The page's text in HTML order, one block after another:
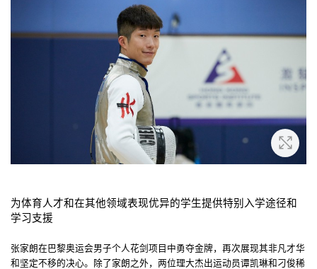
放大
为体育人才和在其他领域表现优异的学生提供特别入学途径和
学习支援
张家朗在巴黎奥运会男子个人花剑项目中勇夺金牌，再次展现其非凡才华
和坚定不移的决心。除了家朗之外，两位理大杰出运动员谭凯琳和刁俊稀